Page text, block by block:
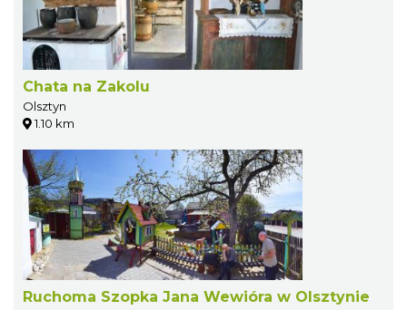
Chata na Zakolu
Olsztyn
1.10 km
Ruchoma Szopka Jana Wewióra w Olsztynie